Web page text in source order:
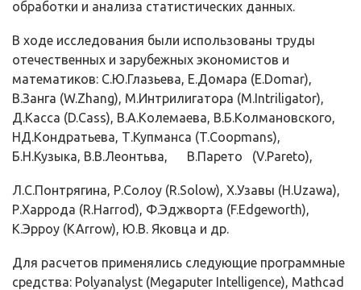
обработки и анализа статистических данных.
В ходе исследования были использованы труды
отечественных и зару­бежных экономистов и
математиков: С.Ю.Глазьева, Е.Домара (E.Domar),
В.Занга (W.Zhang), М.Интрилигатора (M.Intriligator),
Д.Касса (D.Cass), В.А.Колемаева, В.Б.Колмановского,
НД.Кондратьева, Т.Купманса (T.Coopmans),
Б.Н.Кузыка, В.В.Леонтьва, В.Парето (V.Pareto),
Л.С.Понтрягина, Р.Солоу (R.Solow), Х.Узавы (H.Uzawa),
Р.Харрода (R.Harrod), Ф.Эджворта (F.Edgeworth),
К.Эрроу (KArrow), Ю.В. Яковца и др.
Для расчетов применялись следующие программные
средства: Polyanalyst (Megaputer Intelligence), Mathcad